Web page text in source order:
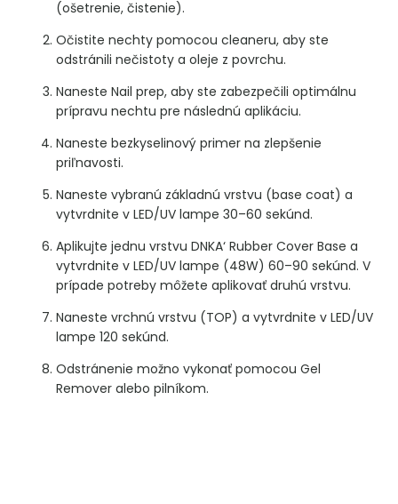
(ošetrenie, čistenie).
Očistite nechty pomocou cleaneru, aby ste
odstránili nečistoty a oleje z povrchu.
Naneste Nail prep, aby ste zabezpečili optimálnu
prípravu nechtu pre následnú aplikáciu.
Naneste bezkyselinový primer na zlepšenie
priľnavosti.
Naneste vybranú základnú vrstvu (base coat) a
vytvrdnite v LED/UV lampe 30–60 sekúnd.
Aplikujte jednu vrstvu DNKA‘ Rubber Cover Base a
vytvrdnite v LED/UV lampe (48W) 60–90 sekúnd. V
prípade potreby môžete aplikovať druhú vrstvu.
Naneste vrchnú vrstvu (TOP) a vytvrdnite v LED/UV
lampe 120 sekúnd.
Odstránenie možno vykonať pomocou Gel
Remover alebo pilníkom.